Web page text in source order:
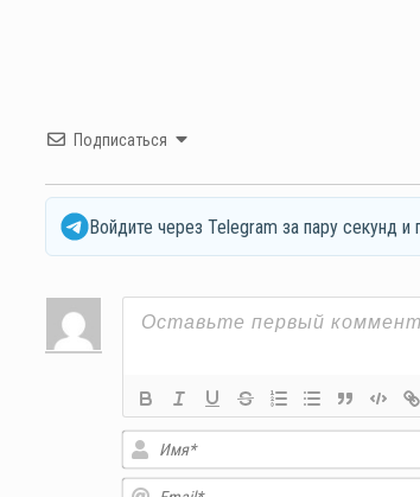
Подписаться
Войдите через Telegram за пару секунд